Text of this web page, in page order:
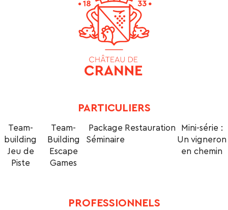
PARTICULIERS
Team-
building
Jeu de
Piste
Team-
Building
Escape
Games
Package
Séminaire
Restauration
Mini-série :
Un vigneron
en chemin
PROFESSIONNELS